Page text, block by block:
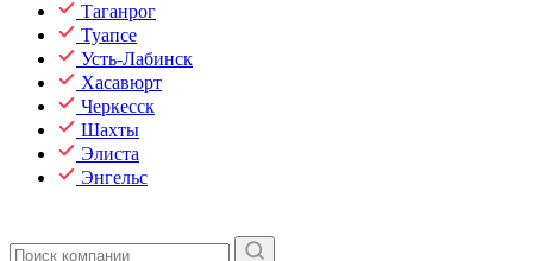
Таганрог
Туапсе
Усть-Лабинск
Хасавюрт
Черкесск
Шахты
Элиста
Энгельс